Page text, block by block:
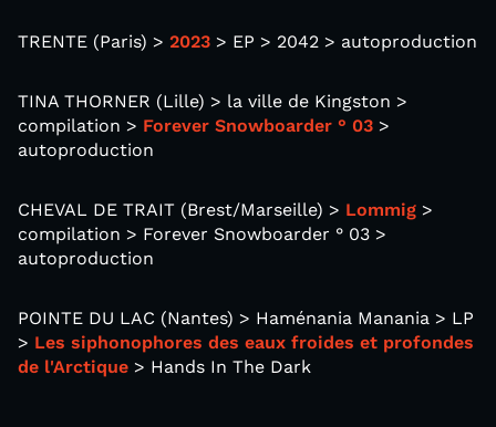
TRENTE (Paris) > 2023 > EP > 2042 > autoproduction
TINA THORNER (Lille) > la ville de Kingston >
compilation > Forever Snowboarder ° 03 >
autoproduction
CHEVAL DE TRAIT (Brest/Marseille) > Lommig >
compilation > Forever Snowboarder ° 03 >
autoproduction
POINTE DU LAC (Nantes) > Haménania Manania > LP
> Les siphonophores des eaux froides et profondes
de l'Arctique > Hands In The Dark